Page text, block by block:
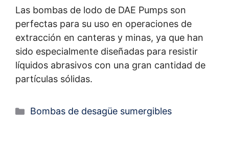
Las bombas de lodo de DAE Pumps son
perfectas para su uso en operaciones de
extracción en canteras y minas, ya que han
sido especialmente diseñadas para resistir
líquidos abrasivos con una gran cantidad de
partículas sólidas.
Bombas de desagüe sumergibles